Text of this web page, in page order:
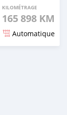
KILOMÉTRAGE
165 898 KM
Automatique